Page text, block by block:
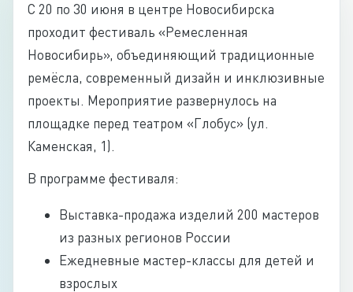
С 20 по 30 июня в центре Новосибирска
проходит фестиваль «Ремесленная
Новосибирь», объединяющий традиционные
ремёсла, современный дизайн и инклюзивные
проекты. Мероприятие развернулось на
площадке перед театром «Глобус» (ул.
Каменская, 1).
В программе фестиваля:
Выставка-продажа изделий 200 мастеров
из разных регионов России
Ежедневные мастер-классы для детей и
взрослых